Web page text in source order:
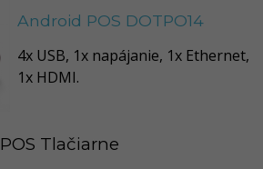
Android POS DOTPO14
4x USB, 1x napájanie, 1x Ethernet,
1x HDMI.
POS Tlačiarne